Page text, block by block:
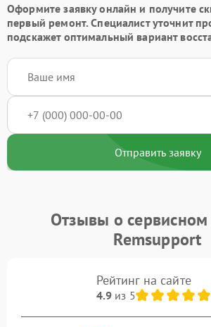
Оформите заявку онлайн и получите
первый ремонт. Специалист уточнит
подскажет оптимальный вариант
Отправить заявку
Отзывы о сервисном
Remsupport
Рейтинг на сайте
4.9из 5